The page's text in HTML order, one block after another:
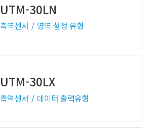
UTM-30LN
측역센서 영역 설정 유형
UTM-30LX
측역센서 데이터 출력유형